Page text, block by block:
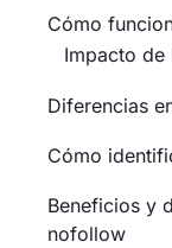
Cómo
Impacto de
Diferencias
Cómo
Beneficios y
nofollow